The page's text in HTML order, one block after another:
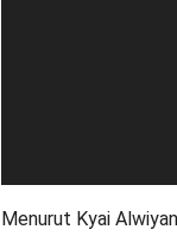
Menurut Kyai